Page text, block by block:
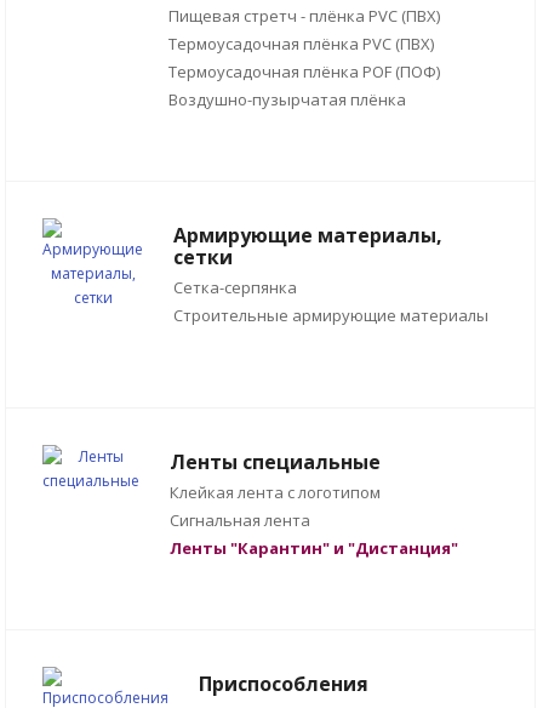
Пищевая стретч - плёнка PVC (ПВХ)
Термоусадочная плёнка PVC (ПВХ)
Термоусадочная плёнка POF (ПОФ)
Воздушно-пузырчатая плёнка
Армирующие материалы,
сетки
Сетка-серпянка
Строительные армирующие материалы
Ленты специальные
Клейкая лента с логотипом
Сигнальная лента
Ленты "Карантин" и "Дистанция"
Приспособления